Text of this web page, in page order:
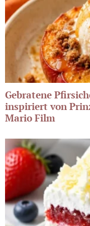
Gebratene
inspiriert von
Mario Film